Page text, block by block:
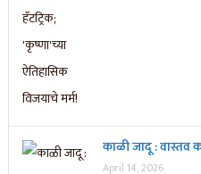
काळी जादू : वास्तव
April 14, 2026